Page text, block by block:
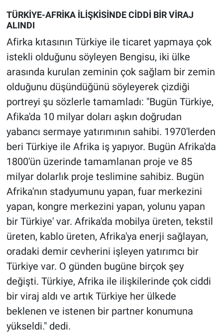
TÜRKİYE-AFRİKA İLİŞKİSİNDE CİDDİ BİR VİRAJ
ALINDI
Afirka kıtasının Türkiye ile ticaret yapmaya çok
istekli olduğunu söyleyen Bengisu, iki ülke
arasında kurulan zeminin çok sağlam bir zemin
olduğunu düşündüğünü söyleyerek çizdiği
portreyi şu sözlerle tamamladı: "Bugün Türkiye,
Afika'da 10 milyar doları aşkın doğrudan
yabancı sermaye yatırımının sahibi. 1970'lerden
beri Türkiye ile Afrika iş yapıyor. Bugün Afrika'da
1800'ün üzerinde tamamlanan proje ve 85
milyar dolarlık proje teslimine sahibiz. Bugün
Afrika'nın stadyumunu yapan, fuar merkezini
yapan, kongre merkezini yapan, yolunu yapan
bir Türkiye' var. Afrika'da mobilya üreten, tekstil
üreten, kablo üreten, Afrika'ya enerji sağlayan,
oradaki demir cevherini işleyen yatırımcı bir
Türkiye var. O günden bugüne birçok şey
değişti. Türkiye, Afrika ile ilişkilerinde çok ciddi
bir viraj aldı ve artık Türkiye her ülkede
beklenen ve istenen bir partner konumuna
yükseldi." dedi.